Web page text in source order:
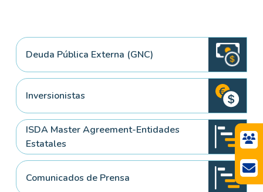
Deuda Pública Externa (GNC)
Inversionistas
ISDA Master Agreement-Entidades
Estatales
Comunicados de Prensa